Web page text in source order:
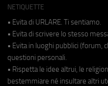
NETIQUETTE
• Evita di URLARE. Ti sentiamo.
• Evita di scrivere lo stesso
• Evita in luoghi pubblici (forum,
questioni personali.
• Rispetta le idee altrui, le
bestemmiare né insultare altri